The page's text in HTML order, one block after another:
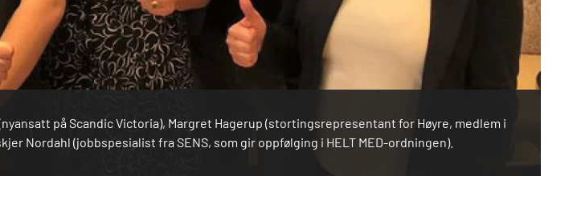
på Scandic Victoria), Margret Hagerup (stortingsrepresentant for Høyre, medlem i
Nordahl (jobbspesialist fra SENS, som gir oppfølging i HELT MED-ordningen).